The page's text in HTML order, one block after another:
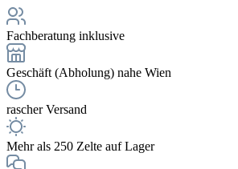
Fachberatung inklusive
Geschäft (Abholung) nahe Wien
rascher Versand
Mehr als 250 Zelte auf Lager